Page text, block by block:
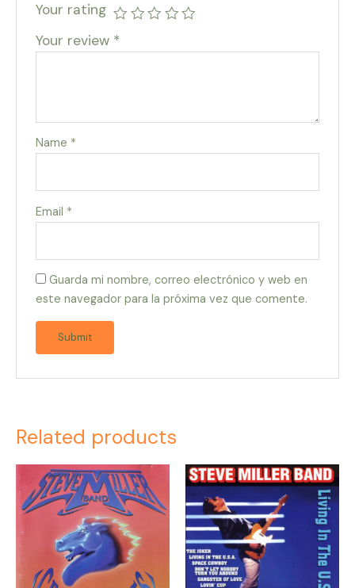
Your rating
Your review *
Name *
Email *
Guarda mi nombre, correo electrónico y web en
este navegador para la próxima vez que comente.
Related products